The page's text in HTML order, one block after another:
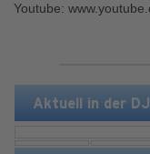
Aktuell in der
Youtube: